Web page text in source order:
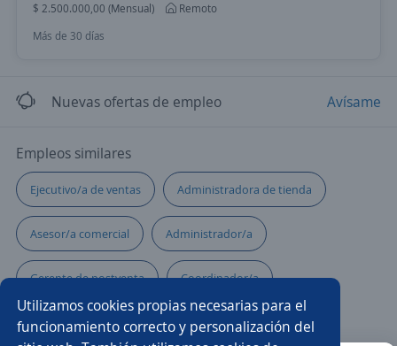
Utilizamos cookies propias necesarias para el
funcionamiento correcto y personalización del
$ 2.500.000,00 (Mensual)
Remoto
Más de 30 días
Nuevas ofertas de empleo Avísame
Empleos similares
Ejecutivo/a de ventas Administradora de tienda
Asesor/a comercial Administrador/a
Gerente de postventa Coordinador/a
Gerente comercial Gerente de operaciones